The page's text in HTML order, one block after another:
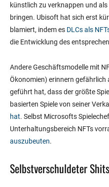
künstlich zu verknappen und
bringen. Ubisoft hat sich erst
blamiert, indem es DLCs als
die Entwicklung des
Andere Geschäftsmodelle mit
Ökonomien) erinnern gefährlich
geführt hat, dass der größte
basierten Spiele von seiner
hat. Selbst Microsofts
Unterhaltungsbereich NFTs
auszubeuten.
Selbstverschuldeter